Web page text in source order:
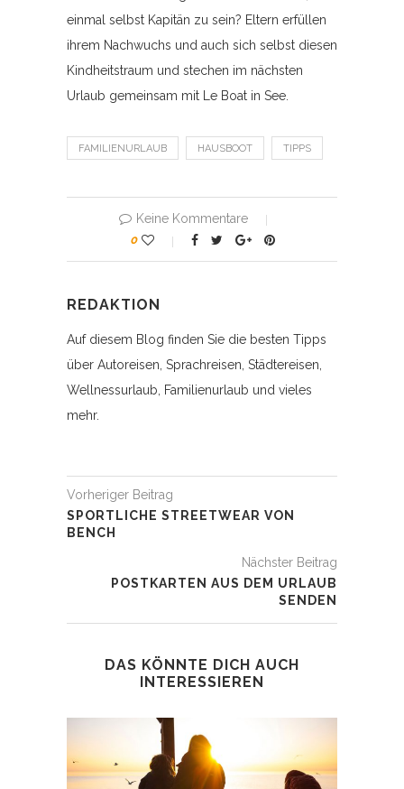
einmal selbst Kapitän zu sein? Eltern erfüllen
ihrem Nachwuchs und auch sich selbst diesen
Kindheitstraum und stechen im nächsten
Urlaub gemeinsam mit Le Boat in See.
FAMILIENURLAUB HAUSBOOT TIPPS
Keine Kommentare
0
REDAKTION
Auf diesem Blog finden Sie die besten Tipps
über Autoreisen, Sprachreisen, Städtereisen,
Wellnessurlaub, Familienurlaub und vieles
mehr.
Vorheriger Beitrag
SPORTLICHE STREETWEAR VON
BENCH
Nächster Beitrag
POSTKARTEN AUS DEM URLAUB
SENDEN
DAS KÖNNTE DICH AUCH
INTERESSIEREN